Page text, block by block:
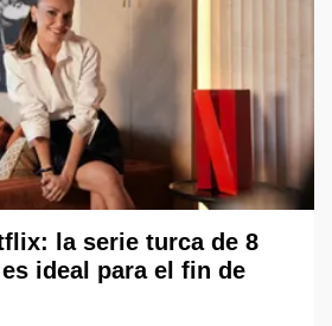
la serie turca de 8
ideal para el fin de